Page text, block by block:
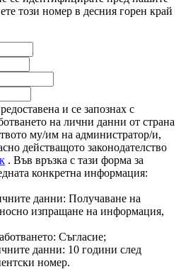
този номер в десния горен край
и се запознах с
на лични данни от страна
му/им на администратор/и,
действащото законодателство
. Във връзка с тази форма за
конкретна информация:
данни: Получаване на
изпращане на информация,
Съгласие;
данни: 10 години след
номер.